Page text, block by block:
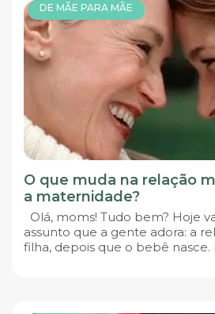
DE MÃE PARA MÃE
O que muda na relação
a maternidade?
Olá, moms! Tudo bem? Hoje
assunto que a gente adora: a
filha, depois que o bebê nasce.